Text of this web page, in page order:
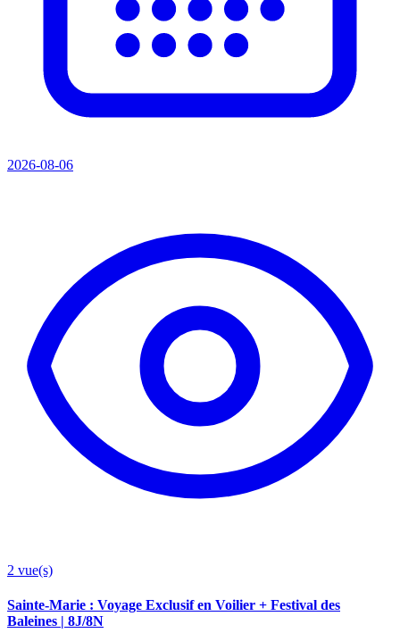
2026-08-06
2 vue(s)
Sainte-Marie : Voyage Exclusif en Voilier + Festival des
Baleines | 8J/8N